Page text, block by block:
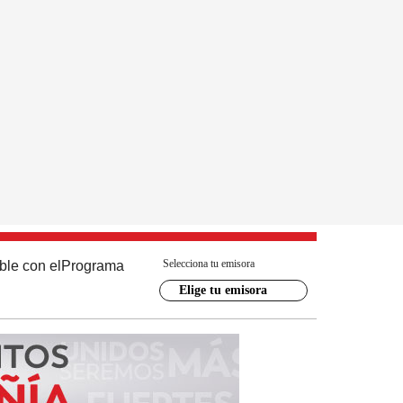
con el Programa Selecciona tu emisora
Elige tu emisora